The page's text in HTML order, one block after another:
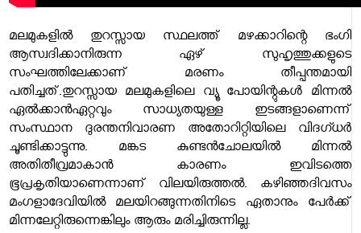
മലമുകളില്‍ തുറസ്സായ സ്ഥലത്ത് മഴക്കാറിന്റെ ഭംഗി
ആസ്വദിക്കാനിരുന്ന ഏഴ് സുഹൃത്തുക്കളുടെ
സംഘത്തിലേക്കാണ് മരണം തീപ്പന്തമായി
പതിച്ചത്.തുറസ്സായ മലമുകളിലെ വ്യൂ പോയിന്റുകള്‍ മിന്നല്‍
ഏല്‍ക്കാന്‍ഏറ്റവും സാധ്യതയുള്ള ഇടങ്ങളാണെന്ന്
സംസ്ഥാന ദുരന്തനിവാരണ അതോറിറ്റിയിലെ വിദഗ്ധര്‍
ചൂണ്ടിക്കാട്ടുന്നു. മങ്കട കുണ്ടന്‍ചോലയില്‍ മിന്നല്‍
അതിതീവ്രമാകാന്‍ കാരണം ഇവിടത്തെ
ഭൂപ്രകൃതിയാണെന്നാണ് വിലയിരുത്തല്‍. കഴിഞ്ഞദിവസം
മംഗളാദേവിയില്‍ മലയിറങ്ങുന്നതിനിടെ ഏതാനും പേര്‍ക്ക്
മിന്നലേറ്റിരുന്നെങ്കിലും ആരും മരിച്ചിരുന്നില്ല.